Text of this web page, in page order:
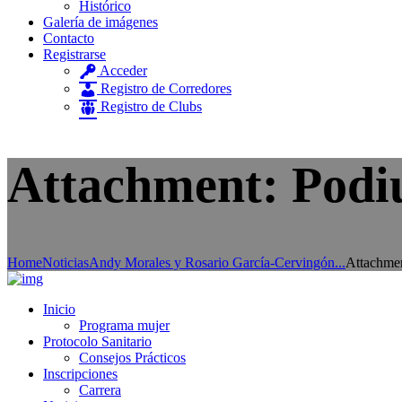
Histórico
Galería de imágenes
Contacto
Registrarse
Acceder
Registro de Corredores
Registro de Clubs
Attachment:
HomeNoticiasAndy Morales y Rosario García-Cervingón...
Inicio
Programa mujer
Protocolo Sanitario
Consejos Prácticos
Inscripciones
Carrera